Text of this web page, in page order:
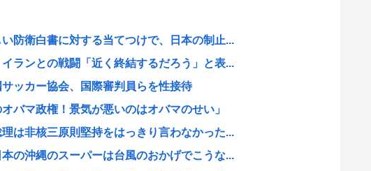
防衛白書に対する当てつけで、日本の制止...
イランとの戦闘「近く終結するだろう」と表...
ッカー協会、国際審判員らを性接待
オバマ政権！景気が悪いのはオバマのせい」
は非核三原則堅持をはっきり言わなかった...
の沖縄のスーパーは台風のおかげでこうな...